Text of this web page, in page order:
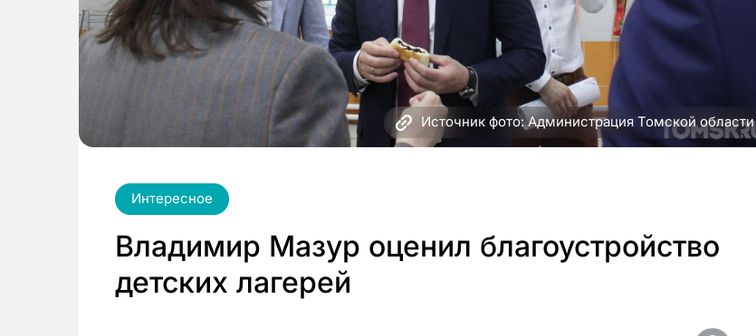
Источник фото: Администрация Томской области
Интересное
Владимир Мазур оценил благоустройство
детских лагерей